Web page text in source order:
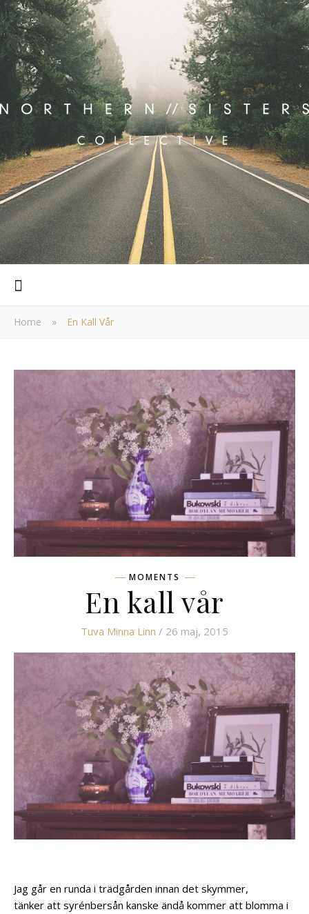
Home » En Kall Vår
MOMENTS
En kall vår
Tuva Minna Linn / 26 maj, 2015
Jag går en runda i trädgården innan det skymmer,
tänker att syrénbersån kanske ändå kommer att blomma i